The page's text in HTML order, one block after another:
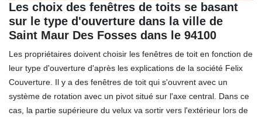
Les choix des fenêtres de toits se basant
sur le type d'ouverture dans la ville de
Saint Maur Des Fosses dans le 94100
Les propriétaires doivent choisir les fenêtres de toit en fonction de
leur type d'ouverture d'après les explications de la société Felix
Couverture. Il y a des fenêtres de toit qui s'ouvrent avec un
système de rotation avec un pivot situé sur l'axe central. Dans ce
cas, la partie supérieure du velux va sortir vers l'extérieur lors de